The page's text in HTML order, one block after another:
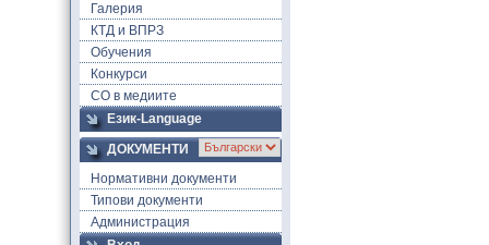
Галерия
КТД и ВПРЗ
Обучения
Конкурси
СО в медиите
Език-Language
ДОКУМЕНТИ
Нормативни документи
Типови документи
Администрация